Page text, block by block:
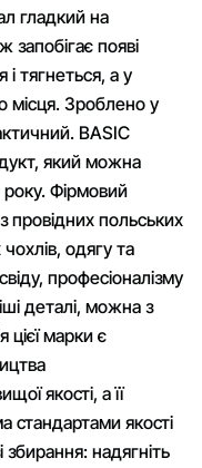
гладкий на
запобігає появі
тягнеться, а у
місця. Зроблено у
BASIC
який можна
року. Фірмовий
провідних польських
одягу та
професіоналізму
деталі, можна з
цієї марки є
якості, а її
стандартами якості
збирання: надягніть